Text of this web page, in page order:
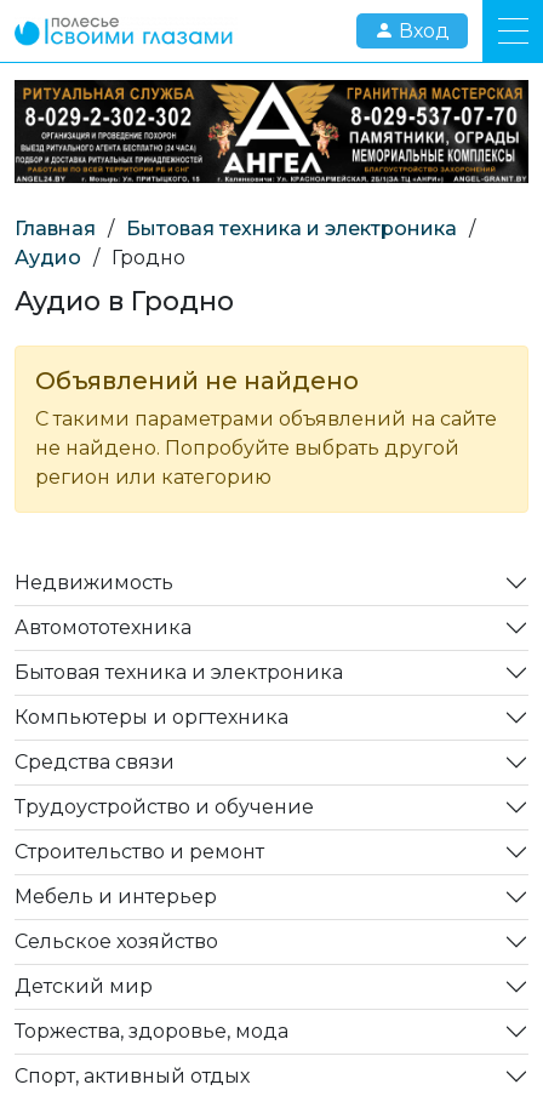
Вход
Главная / Бытовая техника и электроника /
Аудио / Гродно
Аудио в Гродно
Объявлений не найдено
С такими параметрами объявлений на сайте
не найдено. Попробуйте выбрать другой
регион или категорию
Недвижимость
Автомототехника
Бытовая техника и электроника
Компьютеры и оргтехника
Средства связи
Трудоустройство и обучение
Строительство и ремонт
Мебель и интерьер
Сельское хозяйство
Детский мир
Торжества, здоровье, мода
Спорт, активный отдых